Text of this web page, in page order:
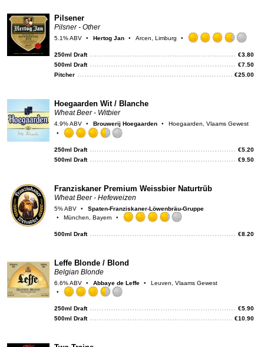
Pilsener
Pilsner - Other
5.1% ABV Hertog Jan
Arcen, Limburg
3.75
out
250ml Draft €3.80
500ml Draft
€7.50
Pitcher
€25.00
Hoegaarden Wit / Blanche
Wheat Beer - Witbier
4.9% ABV Brouwerij Hoegaarden Hoegaarden, Vlaams Gewest
Untappd
250ml Draft €5.20
500ml Draft
€9.50
Franziskaner Premium Weissbier Naturtrüb
Wheat Beer - Hefeweizen
5% ABV
Spaten-Franziskaner-Löwenbräu-Gruppe
München, Bayern
500ml Draft €8.20
Leffe Blonde / Blond
Belgian Blonde
6.6% ABV Abbaye de Leffe Leuven, Vlaams Gewest
250ml Draft €5.90
500ml Draft
€10.90